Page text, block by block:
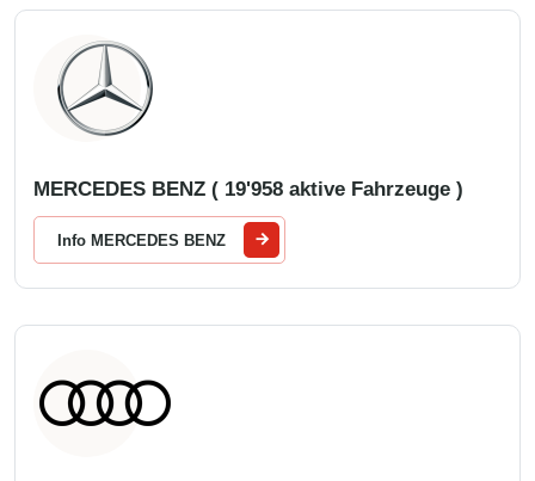
MERCEDES BENZ ( 19'958 aktive Fahrzeuge )
Info MERCEDES BENZ